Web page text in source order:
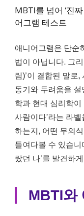
MBTI를 넘어 ‘진
어그램 테스트
애니어그램은 단순
법이 아닙니다. 그리
림)’이 결합된 말로
동기와 두려움을
학과 현대 심리학이
사람이다’라는 라
하는지, 어떤 무의
들여다볼 수 있습니
랐던 나’를 발견하
MBTI와